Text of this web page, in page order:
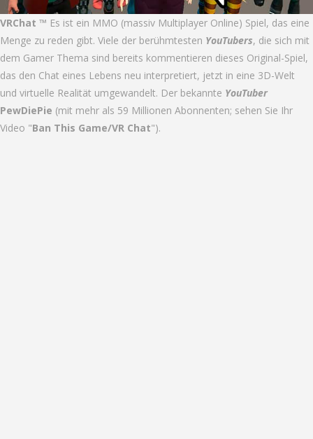
VRChat ™ Es ist ein MMO (massiv Multiplayer Online) Spiel, das eine
Menge zu reden gibt. Viele der berühmtesten YouTubers, die sich mit
dem Gamer Thema sind bereits kommentieren dieses Original-Spiel,
das den Chat eines Lebens neu interpretiert, jetzt in eine 3D-Welt
und virtuelle Realität umgewandelt. Der bekannte YouTuber
PewDiePie (mit mehr als 59 Millionen Abonnenten; sehen Sie Ihr
Video "Ban This Game/VR Chat").